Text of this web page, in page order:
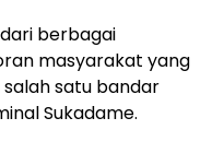
berbagai
masyarakat yang
salah satu bandar
Sukadame.